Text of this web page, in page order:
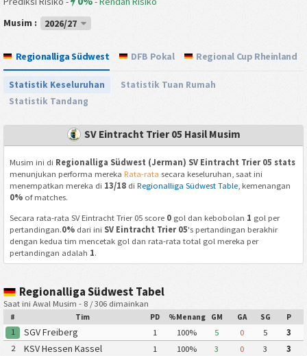
Musim :
2026/27
Regionalliga Südwest DFB Pokal Regional Cup Rheinland
Statistik Keseluruhan
Statistik Tuan Rumah
Statistik Tandang
SV Eintracht Trier 05 Hasil Musim
Musim ini di Regionalliga Südwest (Jerman) SV Eintracht Trier 05 stats
menunjukan performa mereka Rata-rata secara keseluruhan, saat ini
menempatkan mereka di 13/18di Regionalliga Südwest Table, kemenangan
0%of matches.
Secara rata-rata SV Eintracht Trier 05 score 0gol dan kebobolan 1 gol per
pertandingan.0%dari ini SV Eintracht Trier 05's pertandingan berakhir
dengan kedua tim mencetak gol dan rata-rata total gol mereka per
pertandingan adalah 1.
Regionalliga Südwest Tabel
Saat ini Awal Musim - 8 / 306 dimainkan
# Tim PD %Menang GM GA SG P
1 SGV Freiberg 1 100% 5 0 5
3
2
KSV Hessen Kassel 1 100% 3 0 3
3